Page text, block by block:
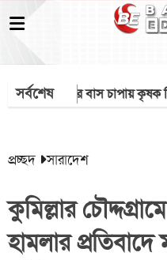
সর্বশেষ
সৈয়দপুরে বাস চাপায় কৃষক
প্রচ্ছদ সারাদেশ
কুমিল্লার
হামলার প্রতিবাদে